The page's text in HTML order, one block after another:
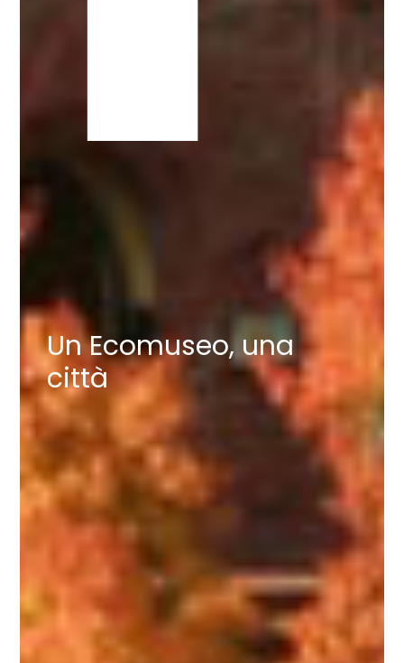
Un Ecomuseo, una
città